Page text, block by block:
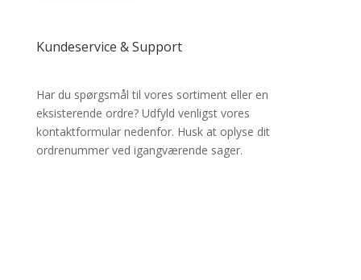
Kundeservice & Support
Har du spørgsmål til vores sortiment eller en
eksisterende ordre? Udfyld venligst vores
kontaktformular nedenfor. Husk at oplyse dit
ordrenummer ved igangværende sager.